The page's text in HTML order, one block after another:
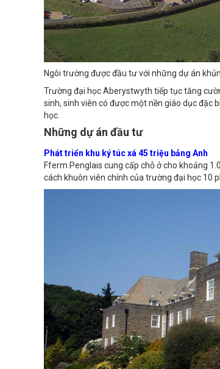
Ngôi trường được đầu tư với những dự án
Trường đại học Aberystwyth tiếp tục tăng
sinh, sinh viên có được một nền giáo dục đặc
học.
Những dự án đầu tư
Phát triển khu ký túc xá 45 triệu bảng Anh
Fferm Penglais cung cấp chỗ ở cho khoảng
cách khuôn viên chính của trường đại học 10